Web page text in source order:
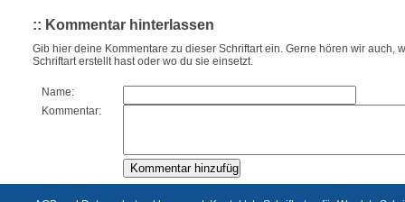
:: Kommentar hinterlassen
Gib hier deine Kommentare zu dieser Schriftart ein. Gerne hören wir auch,
Schriftart erstellt hast oder wo du sie einsetzt.
Name:
Kommentar: